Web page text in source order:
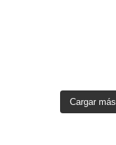
Cargar más